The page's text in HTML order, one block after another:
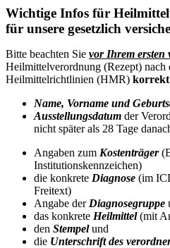
Wichtige Infos für
für unsere gesetzlich
Bitte beachten Sie vor Ihrem ersten
Heilmittelverordnung (Rezept) nach
Heilmittelrichtlinien (HMR) korrekt
Name, Vorname und
Ausstellungsdatum der
nicht später als 28 Tage
Angaben zum Kostenträger
Institutionskennzeichen)
die konkrete Diagnose (im
Freitext)
Angabe der Diagnosegruppe
das konkrete Heilmittel(mit
den Stempelund
die Unterschrift des